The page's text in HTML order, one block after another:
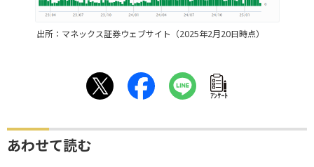
出所：マネックス証券ウェブサイト（2025年2月20日時点）
ｱﾝｹｰﾄ
あわせて読む